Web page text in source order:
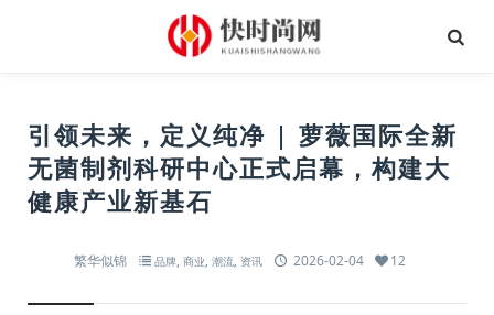
引领未来，定义纯净 | 萝薇国际全新
无菌制剂科研中心正式启幕，构建大
健康产业新基石
繁华似锦 品牌, 商业, 潮流, 资讯 2026-02-04 12